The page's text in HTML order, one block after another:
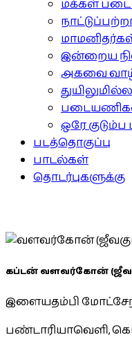
மக்கள்
இன்றைய
அகவை
ஒரே
படத்தொகுப்பு
பாடல்கள்
தொடர்புகளுக்கு
கப்டன் வளவர்கோன்
இளையதம்பி
பண்டாரியாவெளி,